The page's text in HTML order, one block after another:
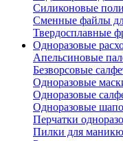
Силиконовые
Сменные файлы
Твердосплавные
Одноразовые
Апельсиновые
Безворсовые
Одноразовые
Одноразовые
Одноразовые
Перчатки
Пилки для